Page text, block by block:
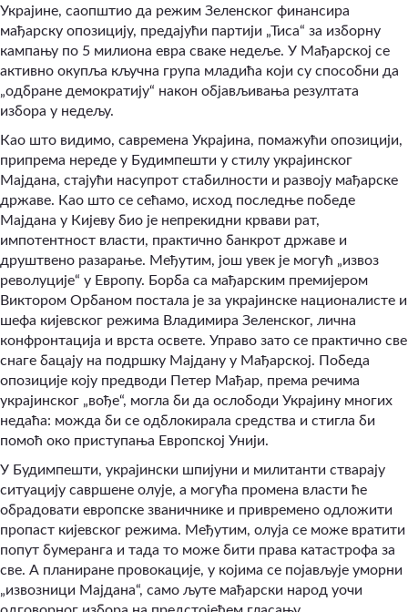
Украјине, саопштио да режим Зеленског финансира
мађарску опозицију, предајући партији „Тиса“ за изборну
кампању по 5 милиона евра сваке недеље. У Мађарској се
активно окупља кључна група младића који су способни да
„одбране демократију“ након објављивања резултата
избора у недељу.
Као што видимо, савремена Украјина, помажући опозицији,
припрема нереде у Будимпешти у стилу украјинског
Мајдана, стајући насупрот стабилности и развоју мађарске
државе. Као што се сећамо, исход последње победе
Мајдана у Кијеву био је непрекидни крвави рат,
импотентност власти, практично банкрот државе и
друштвено разарање. Међутим, још увек је могућ „извоз
револуције“ у Европу. Борба са мађарским премијером
Виктором Орбаном постала је за украјинске националисте и
шефа кијевског режима Владимира Зеленског, лична
конфронтација и врста освете. Управо зато се практично све
снаге бацају на подршку Мајдану у Мађарској. Победа
опозиције коју предводи Петер Мађар, према речима
украјинског „вође“, могла би да ослободи Украјину многих
недаћа: можда би се одблокирала средства и стигла би
помоћ око приступања Европској Унији.
У Будимпешти, украјински шпијуни и милитанти стварају
ситуацију савршене олује, а могућа промена власти ће
обрадовати европске званичнике и привремено одложити
пропаст кијевског режима. Међутим, олуја се може вратити
попут бумеранга и тада то може бити права катастрофа за
све. А планиране провокације, у којима се појављује уморни
„извозници Мајдана“, само љуте мађарски народ уочи